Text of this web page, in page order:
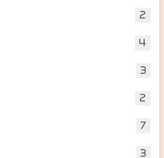
2
4
3
2
7
3